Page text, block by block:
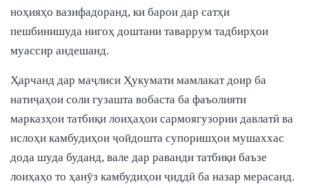
ноҳияҳо вазифадоранд, ки барои дар сатҳи
пешбинишуда нигоҳ доштани таваррум тадбирҳои
муассир андешанд.
Ҳарчанд дар маҷлиси Ҳукумати мамлакат доир ба
натиҷаҳои соли гузашта вобаста ба фаъолияти
марказҳои татбиқи лоиҳаҳои сармоягузории давлатӣ ва
ислоҳи камбудиҳои ҷойдошта супоришҳои мушаххас
дода шуда буданд, вале дар раванди татбиқи баъзе
лоиҳаҳо то ҳанӯз камбудиҳои ҷиддӣ ба назар мерасанд.